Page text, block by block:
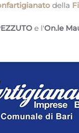
della
e l'On.le